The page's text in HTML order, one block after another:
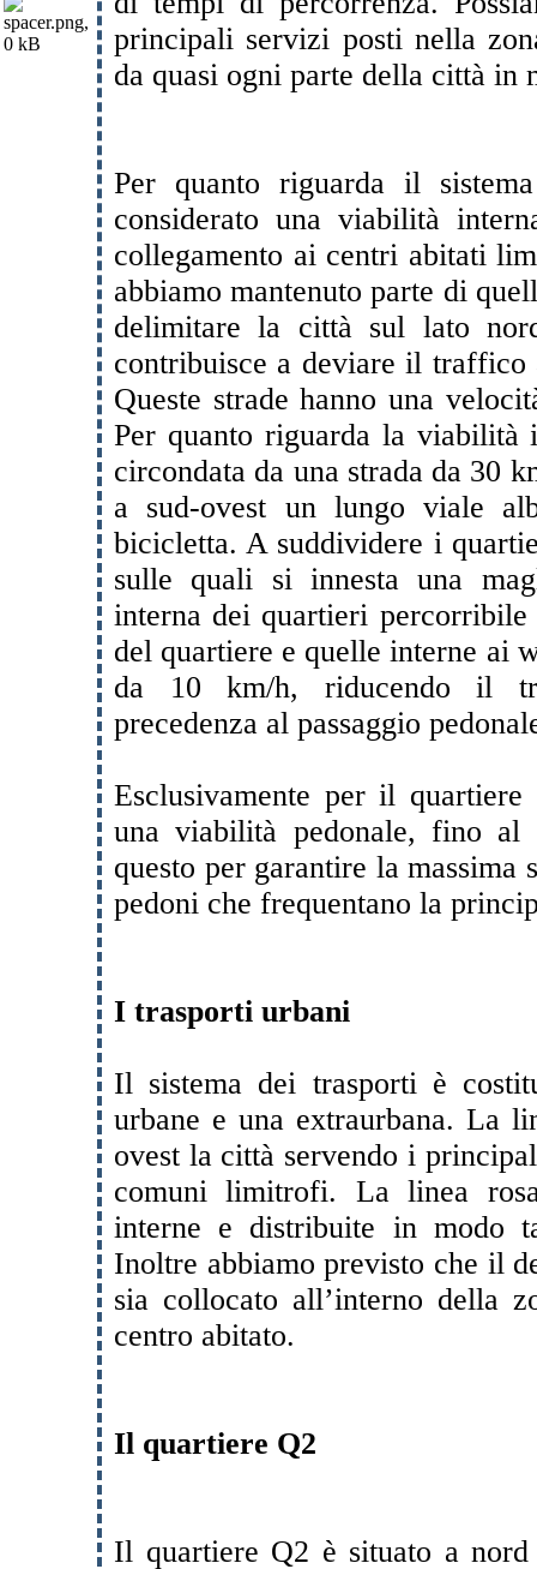
principali servizi posti nella
da quasi ogni parte della città in
Per quanto riguarda il
considerato una viabilità
collegamento ai centri abitati
abbiamo mantenuto parte di
delimitare la città sul lato
contribuisce a deviare il
Queste strade hanno una
Per quanto riguarda la viabilità
circondata da una strada da 30
a sud-ovest un lungo viale
bicicletta. A suddividere i
sulle quali si innesta una
interna dei quartieri
del quartiere e quelle interne ai
da 10 km/h, riducendo il
precedenza al passaggio
Esclusivamente per il quartiere
una viabilità pedonale, fino al
questo per garantire la massima
pedoni che frequentano la
I trasporti urbani
Il sistema dei trasporti è
urbane e una extraurbana. La
ovest la città servendo i
comuni limitrofi. La linea
interne e distribuite in modo
Inoltre abbiamo previsto che il
sia collocato all’interno della
centro abitato.
Il quartiere Q2
Il quartiere Q2 è situato a